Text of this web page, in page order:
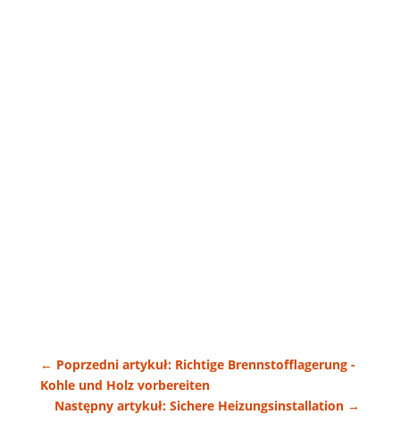
← Poprzedni artykuł: Richtige Brennstofflagerung -
Kohle und Holz vorbereiten
Następny artykuł: Sichere Heizungsinstallation →